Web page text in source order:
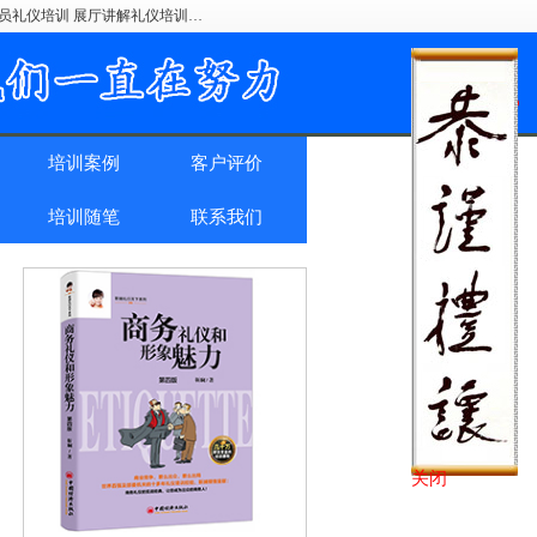
礼仪培训 展厅讲解礼仪培训…
培训案例 客户评价
培训随笔 联系我们
关闭